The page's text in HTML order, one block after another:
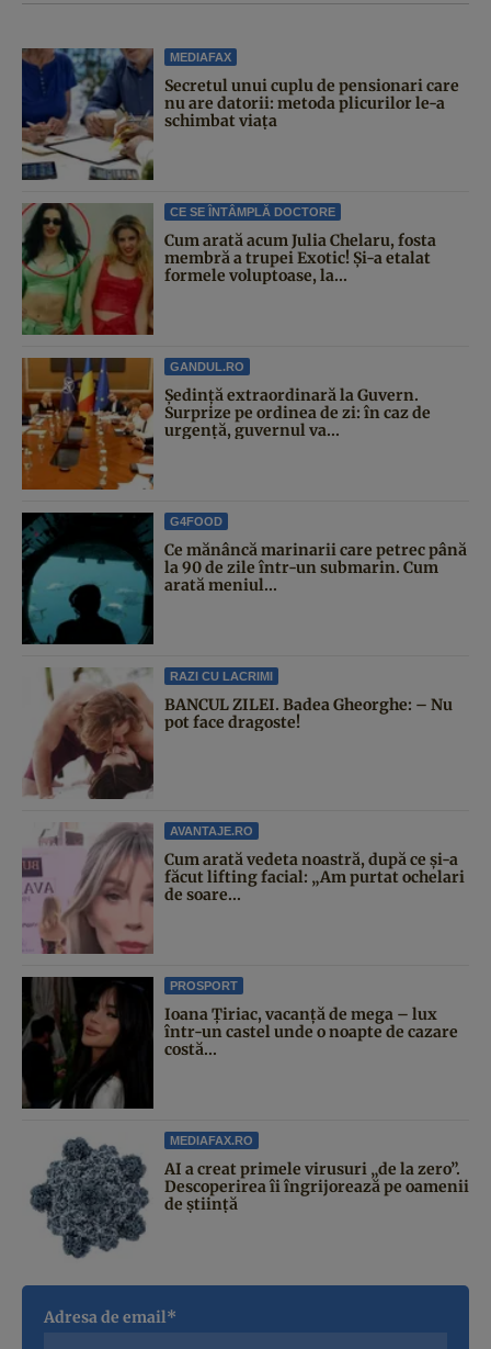
MEDIAFAX
Secretul unui cuplu de pensionari care
nu are datorii: metoda plicurilor le-a
schimbat viața
CE SE ÎNTÂMPLĂ DOCTORE
Cum arată acum Julia Chelaru, fosta
membră a trupei Exotic! Și-a etalat
formele voluptoase, la...
GANDUL.RO
Şedinţă extraordinară la Guvern.
Surprize pe ordinea de zi: în caz de
urgență, guvernul va...
G4FOOD
Ce mănâncă marinarii care petrec până
la 90 de zile într-un submarin. Cum
arată meniul...
RAZI CU LACRIMI
BANCUL ZILEI. Badea Gheorghe: – Nu
pot face dragoste!
AVANTAJE.RO
Cum arată vedeta noastră, după ce și-a
făcut lifting facial: „Am purtat ochelari
de soare...
PROSPORT
Ioana Țiriac, vacanță de mega – lux
într-un castel unde o noapte de cazare
costă...
MEDIAFAX.RO
AI a creat primele virusuri „de la zero”.
Descoperirea îi îngrijorează pe oamenii
de știință
Adresa de email*